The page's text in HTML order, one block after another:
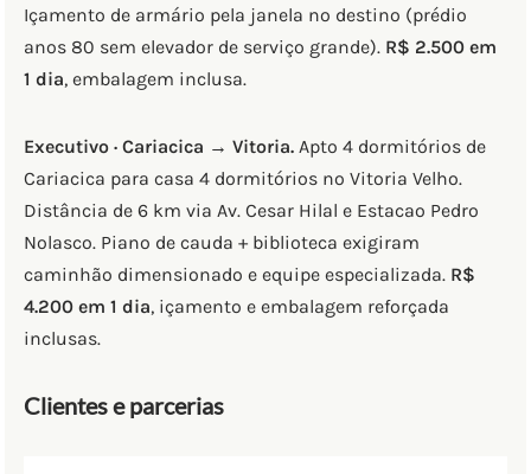
Içamento de armário pela janela no destino (prédio
anos 80 sem elevador de serviço grande). R$ 2.500 em
1 dia, embalagem inclusa.
Executivo · Cariacica → Vitoria. Apto 4 dormitórios de
Cariacica para casa 4 dormitórios no Vitoria Velho.
Distância de 6 km via Av. Cesar Hilal e Estacao Pedro
Nolasco. Piano de cauda + biblioteca exigiram
caminhão dimensionado e equipe especializada. R$
4.200 em 1 dia, içamento e embalagem reforçada
inclusas.
Clientes e parcerias